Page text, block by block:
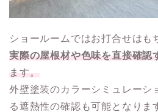
ショールームではお打合せはも
実際の屋根材や色味を直接確認
ます。
外壁塗装のカラーシミュレーシ
る遮熱性の確認も可能となりま